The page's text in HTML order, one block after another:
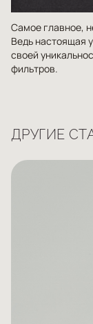
Самое главное,
Ведь настоящая
своей
фильтров.
ДРУГИЕ